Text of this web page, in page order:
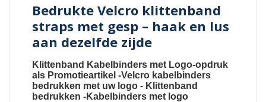
Bedrukte Velcro klittenband
straps met gesp – haak en lus
aan dezelfde zijde
Klittenband Kabelbinders met Logo-opdruk
als Promotieartikel -Velcro kabelbinders
bedrukken met uw logo - Klittenband
bedrukken -Kabelbinders met logo